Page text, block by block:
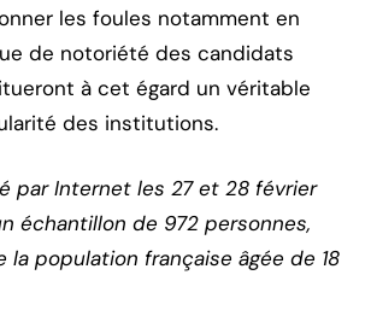
les foules notamment en
de notoriété des candidats
à cet égard un véritable
des institutions.
par Internet les 27 et 28 février
échantillon de 972 personnes,
population française âgée de 18